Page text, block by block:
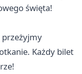
święta!
przeżyjmy
Każdy bilet